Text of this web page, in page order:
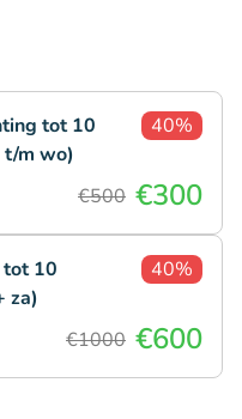
tot 10
t/m wo)
40%
€500 €300
tot 10
za)
40%
€1000 €600